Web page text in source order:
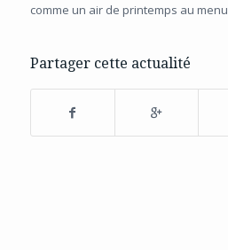
comme un air de printemps au menu
Partager cette actualité